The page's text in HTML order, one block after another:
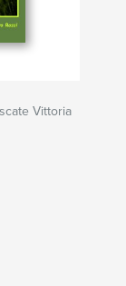
Vittoria